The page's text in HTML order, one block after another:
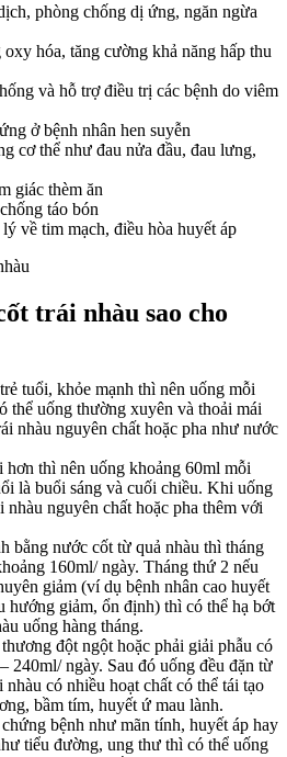
phòng chống dị ứng, ngăn ngừa
hóa, tăng cường khả năng hấp thu
và hỗ trợ điều trị các bệnh do viêm
ở bệnh nhân hen suyễn
cơ thể như đau nửa đầu, đau lưng,
giác thèm ăn
táo bón
về tim mạch, điều hòa huyết áp
trái nhàu sao cho
tuổi, khỏe mạnh thì nên uống mỗi
thể uống thường xuyên và thoải mái
nhàu nguyên chất hoặc pha như nước
thì nên uống khoảng 60ml mỗi
là buổi sáng và cuối chiều. Khi uống
nhàu nguyên chất hoặc pha thêm với
bằng nước cốt từ quả nhàu thì tháng
160ml/ ngày. Tháng thứ 2 nếu
giảm (ví dụ bệnh nhân cao huyết
hướng giảm, ổn định) thì có thể hạ bớt
uống hàng tháng.
đột ngột hoặc phải giải phẫu có
240ml/ ngày. Sau đó uống đều đặn từ
có nhiều hoạt chất có thể tái tạo
bầm tím, huyết ứ mau lành.
bệnh như mãn tính, huyết áp hay
tiểu đường, ung thư thì có thể uống